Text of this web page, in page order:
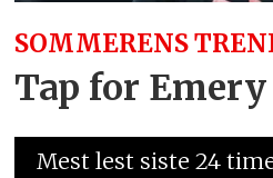
SOMMERENS
Tap for
Mest lest siste 24